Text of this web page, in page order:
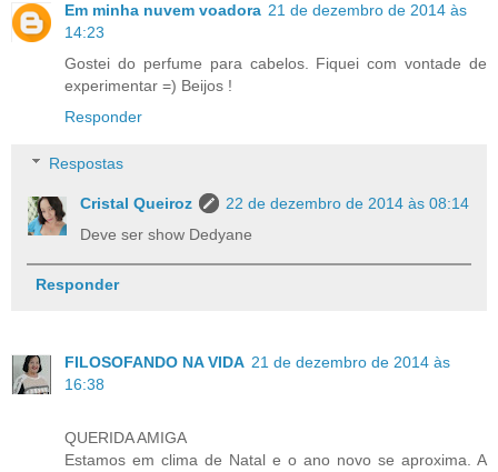
Em minha nuvem voadora 21 de dezembro de 2014 às
14:23
Gostei do perfume para cabelos. Fiquei com vontade de
experimentar =) Beijos !
Responder
Respostas
Cristal Queiroz
22 de dezembro de 2014 às 08:14
Deve ser show Dedyane
Responder
FILOSOFANDO NA VIDA 21 de dezembro de 2014 às
16:38
QUERIDA AMIGA
Estamos em clima de Natal e o ano novo se aproxima. A